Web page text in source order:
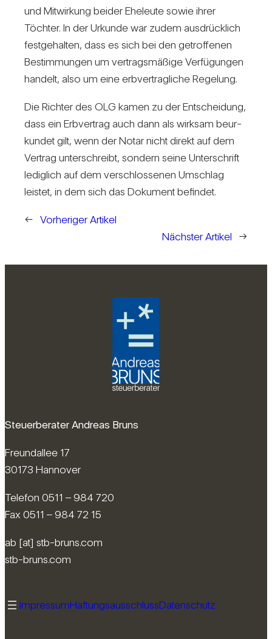
und Mit­wir­kung beider Ehe­leute sowie ihrer
Töchter. In der Urkunde war zudem aus­drück­lich
fest­ge­halten, dass es sich bei den getrof­fenen
Bestim­mungen um ver­trags­mä­ßige Ver­fü­gungen
han­delt, also um eine erb­ver­trag­liche Rege­lung.
Die Richter des OLG kamen zu der Ent­schei­dung,
dass ein Erb­ver­trag auch dann als wirksam beur­
kundet gilt, wenn der Notar nicht direkt auf dem
Ver­trag unter­schreibt, son­dern seine Unter­schrift
ledig­lich auf dem ver­schlos­senen Umschlag
leistet, in dem sich das Doku­ment befindet.
← Vorheriger Artikel
Nächster Artikel
→
Steuerberater Andreas Bruns
Freundallee 17
30173 Hannover
Telefon 0511 – 984 720
Fax 0511 – 984 72 15
ab [at] stb-bruns.com
stb-bruns.com
ImpressumHaftungsausschlussDatenschutz